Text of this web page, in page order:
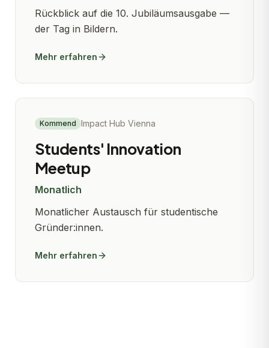
Rückblick auf die 10. Jubiläumsausgabe —
der Tag in Bildern.
Mehr erfahren
Kommend Impact Hub Vienna
Students' Innovation
Meetup
Monatlich
Monatlicher Austausch für studentische
Gründer:innen.
Mehr erfahren